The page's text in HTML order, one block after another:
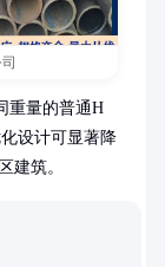
重量的普通H
设计可显著降
建筑。